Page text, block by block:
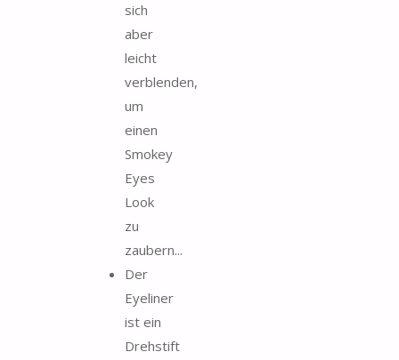
sich
aber
leicht
verblenden,
um
einen
Smokey
Eyes
Look
zu
zaubern...
Der
Eyeliner
ist ein
Drehstift